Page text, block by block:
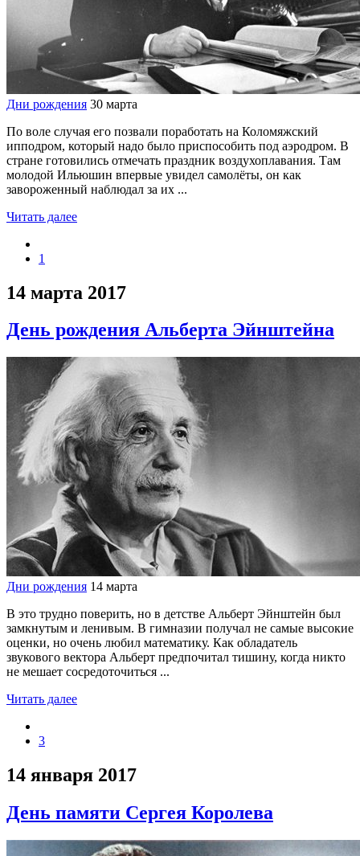
Дни рождения 30 марта
По воле случая его позвали поработать на Коломяжский
ипподром, который надо было приспособить под аэродром. В
стране готовились отмечать праздник воздухоплавания. Там
молодой Ильюшин впервые увидел самолёты, он как
завороженный наблюдал за их ...
Читать далее
1
14 марта 2017
День рождения Альберта Эйнштейна
Дни рождения 14 марта
В это трудно поверить, но в детстве Альберт Эйнштейн был
замкнутым и ленивым. В гимназии получал не самые высокие
оценки, но очень любил математику. Как обладатель
звукового вектора Альберт предпочитал тишину, когда никто
не мешает сосредоточиться ...
Читать далее
3
14 января 2017
День памяти Сергея Королева